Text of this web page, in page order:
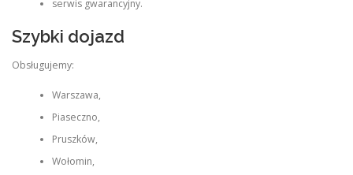
serwis gwarancyjny.
Szybki dojazd
Obsługujemy:
Warszawa,
Piaseczno,
Pruszków,
Wołomin,